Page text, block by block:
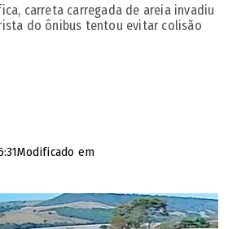
carreta carregada de areia invadiu
do ônibus tentou evitar colisão
Modificado em